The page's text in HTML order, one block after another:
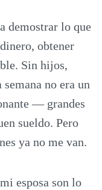
demostrar lo que
obtener
Sin hijos,
no era un
— grandes
sueldo. Pero
ya no me van.
esposa son lo